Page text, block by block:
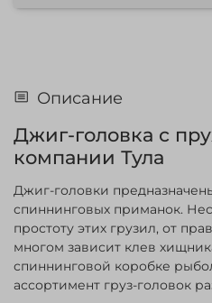
Описание
Джиг-головка с
компании Тула
Джиг-головки
спиннинговых приманок.
простоту этих грузил, от
многом зависит клев
спиннинговой коробке
ассортимент груз-головок